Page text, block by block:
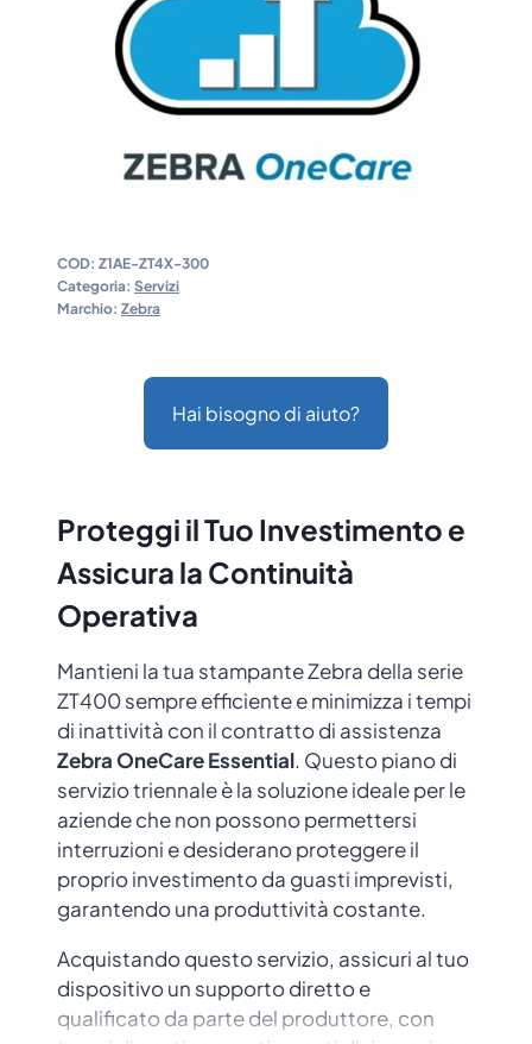
COD: Z1AE-ZT4X-300
Categoria: Servizi
Marchio: Zebra
Hai bisogno di aiuto?
Proteggi il Tuo Investimento e
Assicura la Continuità
Operativa
Mantieni la tua stampante Zebra della serie
ZT400 sempre efficiente e minimizza i tempi
di inattività con il contratto di assistenza
Zebra OneCare Essential. Questo piano di
servizio triennale è la soluzione ideale per le
aziende che non possono permettersi
interruzioni e desiderano proteggere il
proprio investimento da guasti imprevisti,
garantendo una produttività costante.
Acquistando questo servizio, assicuri al tuo
dispositivo un supporto diretto e
qualificato da parte del produttore, con